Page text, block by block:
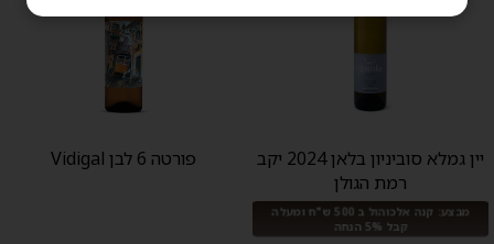
יין גמלא סוביניון בלאן 2024 יקב
רמת הגולן
מבצע: קנה אלכוהול ב 500 ש"ח ומעלה
קבל 5% הנחה
פורטה 6 לבן Vidigal